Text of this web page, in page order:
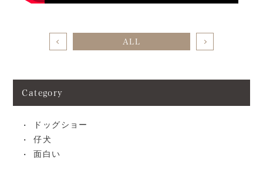
ALL
Category
ドッグショー
仔犬
面白い